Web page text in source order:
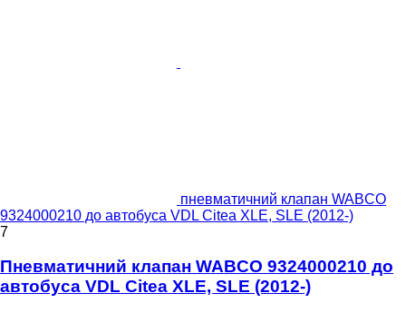
пневматичний клапан WABCO
9324000210 до автобуса VDL Citea XLE, SLE (2012-)
7
Пневматичний клапан WABCO 9324000210 до
автобуса VDL Citea XLE, SLE (2012-)